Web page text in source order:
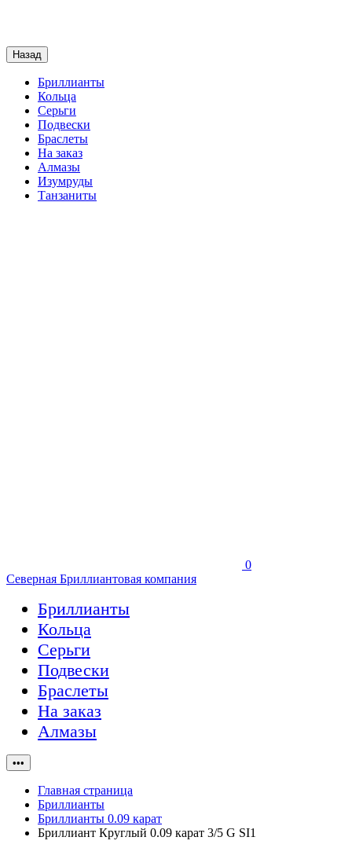
Назад
Бриллианты
Кольца
Серьги
Подвески
Браслеты
На заказ
Алмазы
Изумруды
Танзаниты
0
Северная Бриллиантовая компания
Бриллианты
Кольца
Серьги
Подвески
Браслеты
На заказ
Алмазы
•••
Главная страница
Бриллианты
Бриллианты 0.09 карат
Бриллиант Круглый 0.09 карат 3/5 G SI1